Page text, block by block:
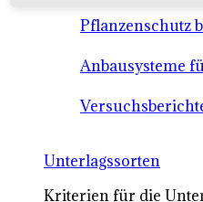
Pflanzenschutz
Anbausysteme
Unterlagssorten
Kriterien für die